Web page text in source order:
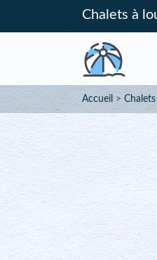
Chalets à
Accueil